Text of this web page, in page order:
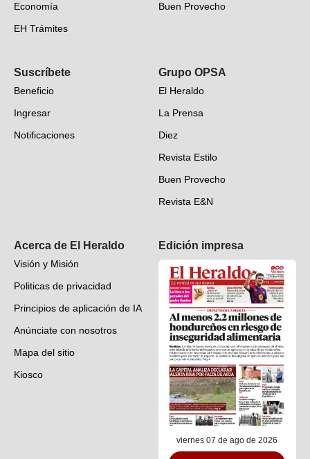
Economía
EH Trámites
EH Verifica
Fotogalerías
Deportes
Videos
Buen Provecho
Suscríbete
Beneficio
Ingresar
Notificaciones
Grupo OPSA
El Heraldo
La Prensa
Diez
Revista Estilo
Buen Provecho
Revista E&N
Acerca de El Heraldo
Visión y Misión
Politicas de privacidad
Principios de aplicación de IA
Anúnciate con nosotros
Mapa del sitio
Kiosco
Edición impresa
viernes 07 de ago de 2026